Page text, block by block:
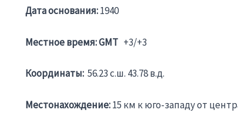
Дата основания:1940
Местное время: GMT +3/+3
Координаты:56.23 c.ш. 43.78 в.д.
Местонахождение:15 км к юго-западу от